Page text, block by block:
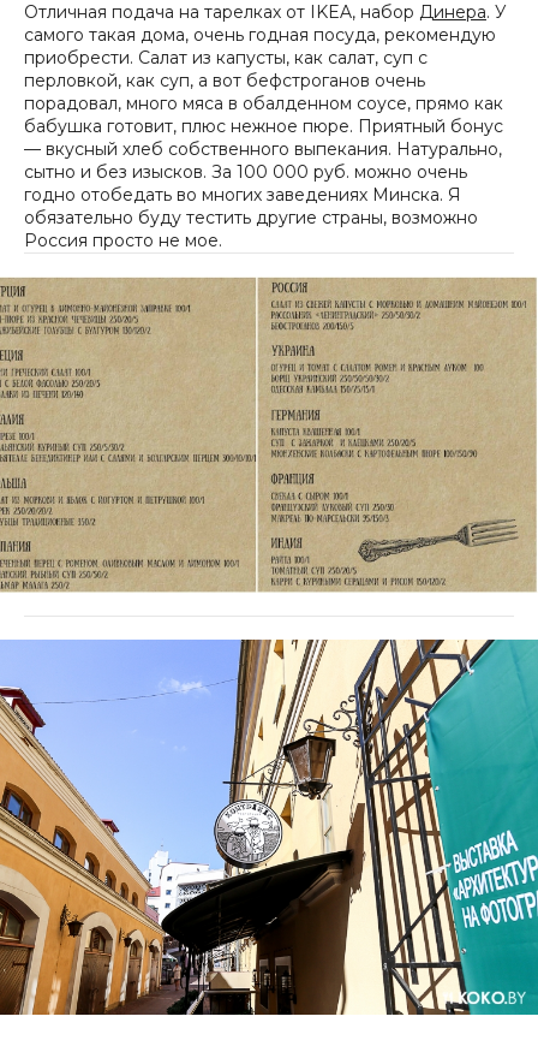
Отличная подача на тарелках от IKEA, набор Динера. У
самого такая дома, очень годная посуда, рекомендую
приобрести. Салат из капусты, как салат, суп с
перловкой, как суп, а вот бефстроганов очень
порадовал, много мяса в обалденном соусе, прямо как
бабушка готовит, плюс нежное пюре. Приятный бонус
— вкусный хлеб собственного выпекания. Натурально,
сытно и без изысков. За 100 000 руб. можно очень
годно отобедать во многих заведениях Минска. Я
обязательно буду тестить другие страны, возможно
Россия просто не мое.